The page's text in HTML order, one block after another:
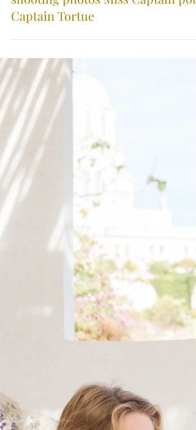
shooting photos Miss Captain
Captain Tortue